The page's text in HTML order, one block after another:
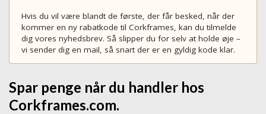
Hvis du vil være blandt de første, der får besked, når der
kommer en ny rabatkode til Corkframes, kan du tilmelde
dig vores nyhedsbrev. Så slipper du for selv at holde øje –
vi sender dig en mail, så snart der er en gyldig kode klar.
Spar penge når du handler hos
Corkframes.com.